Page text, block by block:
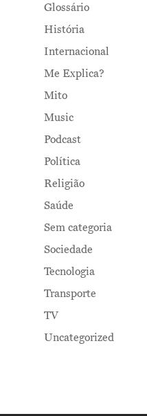
Glossário
História
Internacional
Me Explica?
Mito
Music
Podcast
Política
Religião
Saúde
Sem categoria
Sociedade
Tecnologia
Transporte
TV
Uncategorized